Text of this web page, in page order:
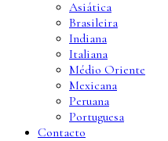
Asiática
Brasileira
Indiana
Italiana
Médio Oriente
Mexicana
Peruana
Portuguesa
Contacto